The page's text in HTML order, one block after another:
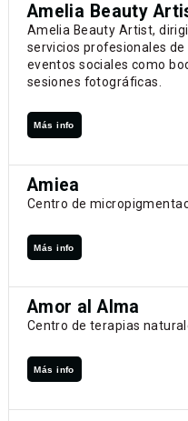
Amelia Beauty
Amelia Beauty Artist,
servicios profesionales
eventos sociales como
sesiones fotográficas.
Más info
Amiea
Centro de
Más info
Amor al Alma
Centro de terapias
Más info